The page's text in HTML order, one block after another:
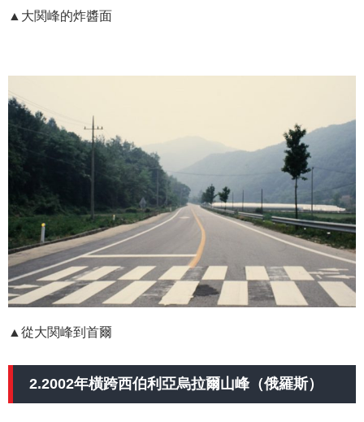
▲大関峰的炸醬面
▲從大関峰到首爾
2.2002年橫跨西伯利亞烏拉爾山峰（俄羅斯）